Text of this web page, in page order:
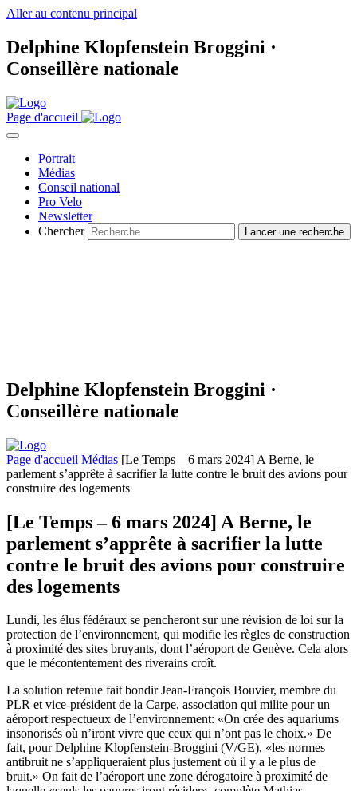
Aller au contenu principal
Delphine Klopfenstein Broggini ·
Conseillère nationale
Page d'accueil
Portrait
Médias
Conseil national
Pro Velo
Newsletter
Chercher
Delphine Klopfenstein Broggini ·
Conseillère nationale
Page d'accueil Médias [Le Temps – 6 mars 2024] A Berne, le
parlement s’apprête à sacrifier la lutte contre le bruit des avions pour
construire des logements
[Le Temps – 6 mars 2024] A Berne, le
parlement s’apprête à sacrifier la lutte
contre le bruit des avions pour construire
des logements
Lundi, les élus fédéraux se pencheront sur une révision de loi sur la
protection de l’environnement, qui modifie les règles de construction
à proximité des sites bruyants, dont l’aéroport de Genève. Cela alors
que le mécontentement des riverains croît.
La solution retenue fait bondir Jean-François Bouvier, membre du
PLR et vice-président de la Carpe, association qui milite pour un
aéroport respectueux de l’environnement: «On crée des aquariums
insonorisés où n’iront vivre que ceux qui n’ont pas le choix.» De
fait, pour Delphine Klopfenstein-Broggini (V/GE), «les normes
antibruit ne s’appliqueraient plus justement où il y a le plus de
bruit.» On fait de l’aéroport une zone dérogatoire à proximité de